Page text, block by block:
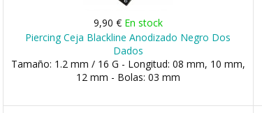
9,90 € En stock
Piercing Ceja Blackline Anodizado Negro Dos
Dados
Tamaño: 1.2 mm / 16 G - Longitud: 08 mm, 10 mm,
12 mm - Bolas: 03 mm